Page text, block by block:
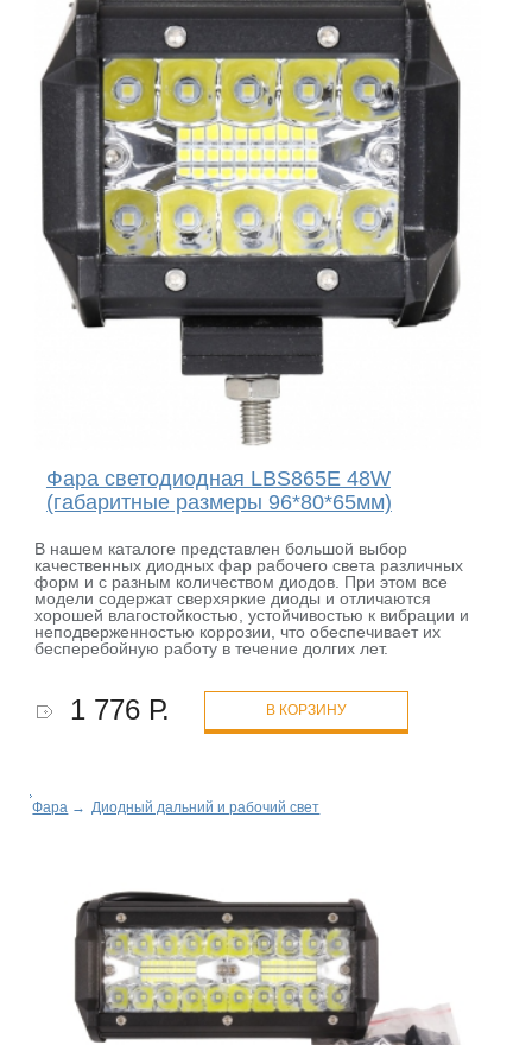
Фара светодиодная LBS865E 48W
(габаритные размеры 96*80*65мм)
В нашем каталоге представлен большой выбор
качественных диодных фар рабочего света различных
форм и с разным количеством диодов. При этом все
модели содержат сверхяркие диоды и отличаются
хорошей влагостойкостью, устойчивостью к вибрации и
неподверженностью коррозии, что обеспечивает их
бесперебойную работу в течение долгих лет.
1 776 Р. В КОРЗИНУ
Фара → Диодный дальний и рабочий свет